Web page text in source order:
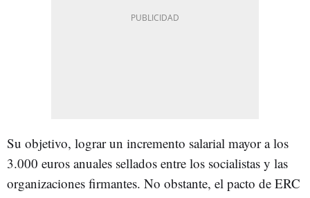
Su objetivo, lograr un incremento salarial mayor a los
3.000 euros anuales sellados entre los socialistas y las
organizaciones firmantes. No obstante, el pacto de ERC